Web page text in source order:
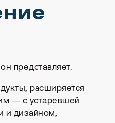
представляет.
расширяется
— с устаревшей
и дизайном,